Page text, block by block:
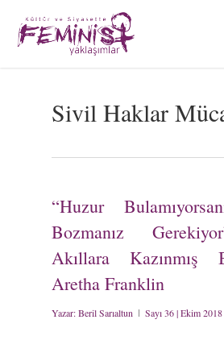
main
Sivil Haklar
“Huzur
Bozmanız
Akıllara Kazınmış
Aretha Franklin
Yazar:Beril Sarıaltun Sayı 36 | Ekim 2018